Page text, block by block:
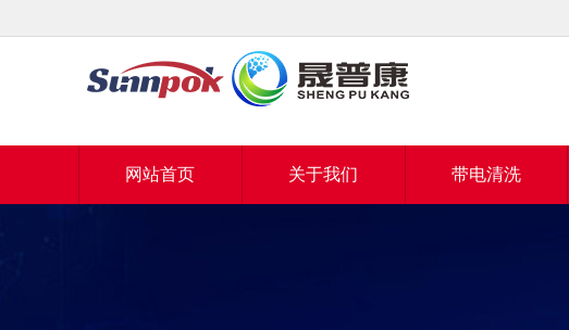
网站首页 关于我们 带电清洗